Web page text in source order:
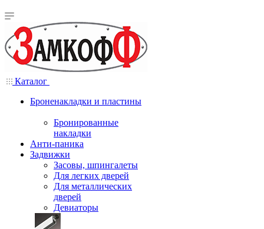
Каталог
Броненакладки и пластины
Бронированные
накладки
Анти-паника
Задвижки
Засовы, шпингалеты
Для легких дверей
Для металлических
дверей
Девиаторы